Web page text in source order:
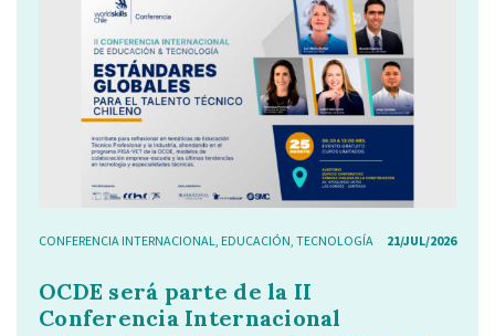
CONFERENCIA INTERNACIONAL EDUCACIÓN TECNOLOGÍA 21/JUL/2026
OCDE será parte de la II
Conferencia Internacional